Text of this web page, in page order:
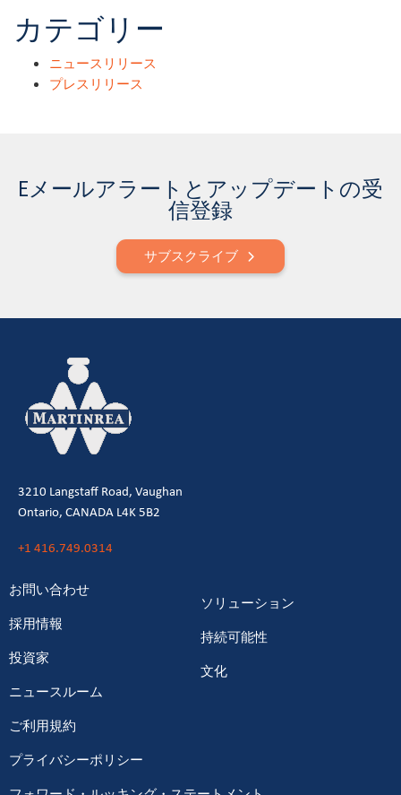
カテゴリー
ニュースリリース
プレスリリース
Eメールアラートとアップデートの受
信登録
サブスクライブ
3210 Langstaff Road, Vaughan
Ontario, CANADA L4K 5B2
+1 416.749.0314
お問い合わせ
採用情報
投資家
ニュースルーム
ソリューション
持続可能性
文化
ご利用規約
プライバシーポリシー